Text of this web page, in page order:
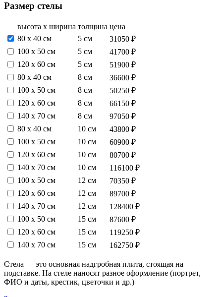
Размер стелы
высота х ширина толщина цена
80 х 40 см
5 см
31050 ₽
100 х 50 см
5 см
41700 ₽
120 х 60 см
5 см
51900 ₽
80 х 40 см
8 см
36600 ₽
100 х 50 см
8 см
50250 ₽
120 х 60 см
8 см
66150 ₽
140 х 70 см
8 см
97050 ₽
80 х 40 см
10 см
43800 ₽
100 х 50 см
10 см
60900 ₽
120 х 60 см
10 см
80700 ₽
140 х 70 см
10 см
116100 ₽
100 х 50 см
12 см
70350 ₽
120 х 60 см
12 см
89700 ₽
140 х 70 см
12 см
128400 ₽
100 х 50 см
15 см
87600 ₽
120 х 60 см
15 см
119250 ₽
140 х 70 см
15 см 162750 ₽
Стела — это основная надгробная плита, стоящая на
подставке. На стеле наносят разное оформление (портрет,
ФИО и даты, крестик, цветочки и др.)